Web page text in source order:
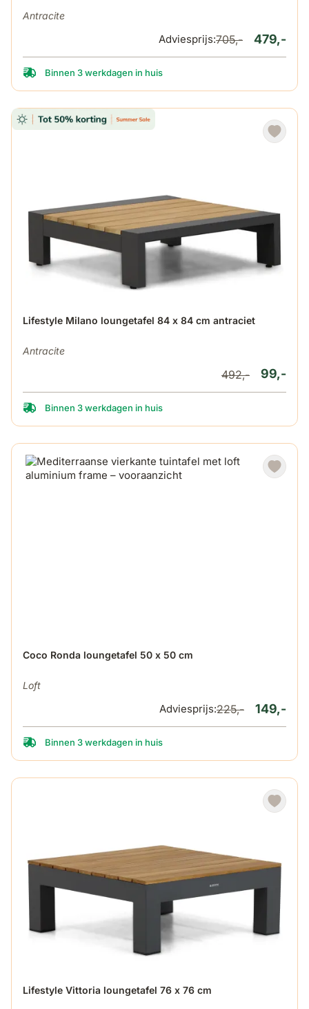
Antracite
479,-
Adviesprijs:705,-
Binnen 3 werkdagen in huis
Lifestyle Milano loungetafel 84 x 84 cm antraciet
Antracite
99,-
492,-
Binnen 3 werkdagen in huis
Coco Ronda loungetafel 50 x 50 cm
Loft
De prijs is afhankelijk van de gekozen opties op de
149,-
Adviesprijs:225,-
Binnen 3 werkdagen in huis
Lifestyle Vittoria loungetafel 76 x 76 cm